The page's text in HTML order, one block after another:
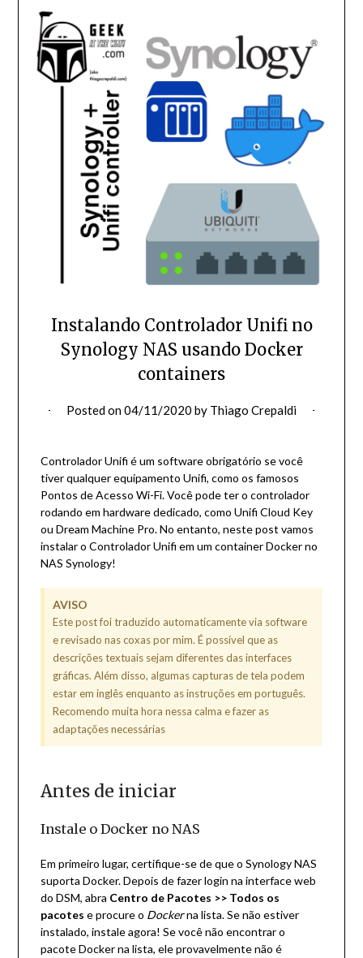
Instalando Controlador Unifi no
Synology NAS usando Docker
containers
Posted on04/11/2020 by Thiago Crepaldi
Controlador Unifi é um software obrigatório se você
tiver qualquer equipamento Unifi, como os famosos
Pontos de Acesso Wi-Fi. Você pode ter o controlador
rodando em hardware dedicado, como Unifi Cloud Key
ou Dream Machine Pro. No entanto, neste post vamos
instalar o Controlador Unifi em um container Docker no
NAS Synology!
AVISO
Este post foi traduzido automaticamente via software
e revisado nas coxas por mim. É possível que as
descrições textuais sejam diferentes das interfaces
gráficas. Além disso, algumas capturas de tela podem
estar em inglês enquanto as instruções em português.
Recomendo muita hora nessa calma e fazer as
adaptações necessárias
Antes de iniciar
Instale o Docker no NAS
Em primeiro lugar, certifique-se de que o Synology NAS
suporta Docker. Depois de fazer login na interface web
do DSM, abra Centro de Pacotes >> Todos os
pacotes e procure o Dockerna lista. Se não estiver
instalado, instale agora! Se você não encontrar o
pacote Docker na lista, ele provavelmente não é